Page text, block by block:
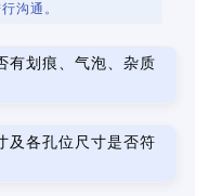
沟通。
划痕、气泡、杂质
各孔位尺寸是否符